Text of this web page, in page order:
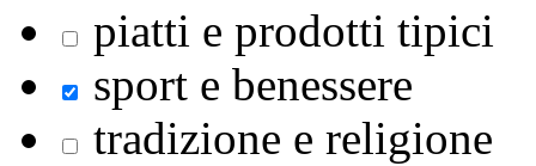
piatti e prodotti tipici
sport e benessere
tradizione e religione